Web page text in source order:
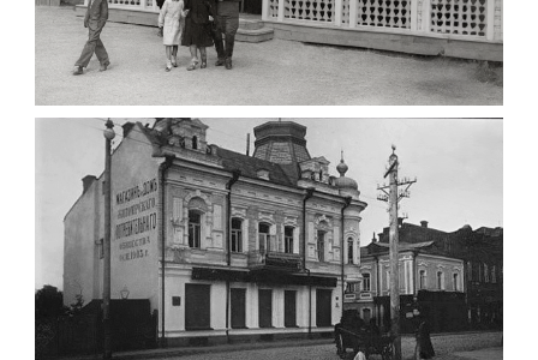
ПАВІЛЬЙОН МОРОЗИВА ЖИТОМИР 1947
Фото Житомир (1945-
1960)
Leave a comment